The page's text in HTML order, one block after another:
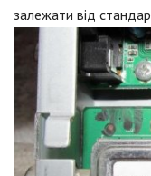
залежати від